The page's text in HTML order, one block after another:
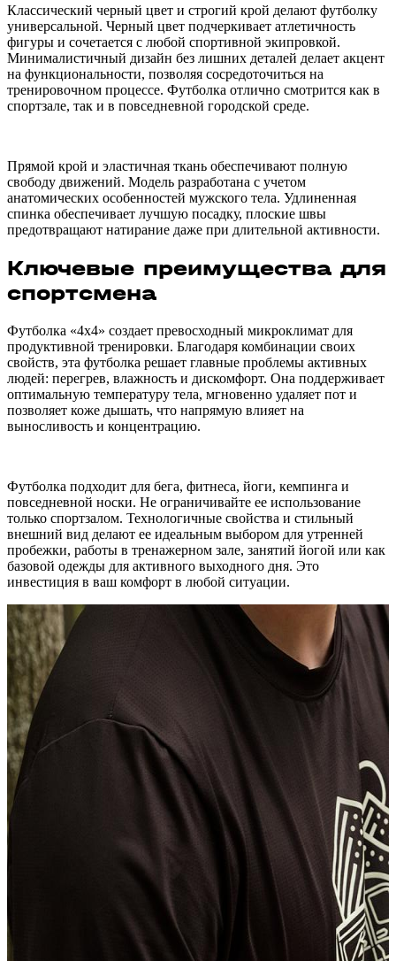
Классический черный цвет и строгий крой делают футболку
универсальной. Черный цвет подчеркивает атлетичность
фигуры и сочетается с любой спортивной экипровкой.
Минималистичный дизайн без лишних деталей делает акцент
на функциональности, позволяя сосредоточиться на
тренировочном процессе. Футболка отлично смотрится как в
спортзале, так и в повседневной городской среде.
Прямой крой и эластичная ткань обеспечивают полную
свободу движений. Модель разработана с учетом
анатомических особенностей мужского тела. Удлиненная
спинка обеспечивает лучшую посадку, плоские швы
предотвращают натирание даже при длительной активности.
Ключевые преимущества для
спортсмена
Футболка «4х4» создает превосходный микроклимат для
продуктивной тренировки. Благодаря комбинации своих
свойств, эта футболка решает главные проблемы активных
людей: перегрев, влажность и дискомфорт. Она поддерживает
оптимальную температуру тела, мгновенно удаляет пот и
позволяет коже дышать, что напрямую влияет на
выносливость и концентрацию.
Футболка подходит для бега, фитнеса, йоги, кемпинга и
повседневной носки. Не ограничивайте ее использование
только спортзалом. Технологичные свойства и стильный
внешний вид делают ее идеальным выбором для утренней
пробежки, работы в тренажерном зале, занятий йогой или как
базовой одежды для активного выходного дня. Это
инвестиция в ваш комфорт в любой ситуации.